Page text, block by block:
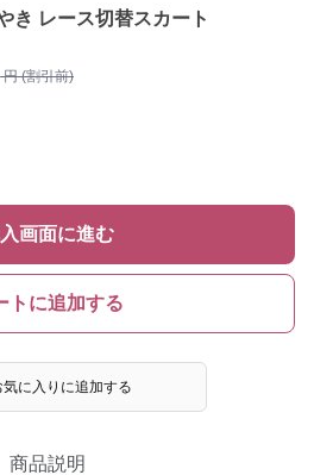
き レース切替スカート
円 (割引前)
画面に進む
トに追加する
気に入りに追加する
商品説明